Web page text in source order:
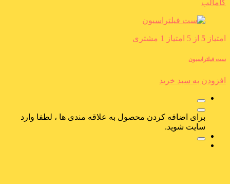
گامالب
امتیاز 5 از 5 امتیاز 1 مشتری
ست فیلتراسیون
افزودن به سبد خرید
برای اضافه کردن محصول به علاقه مندی ها ، لطفا وارد
سایت شوید.